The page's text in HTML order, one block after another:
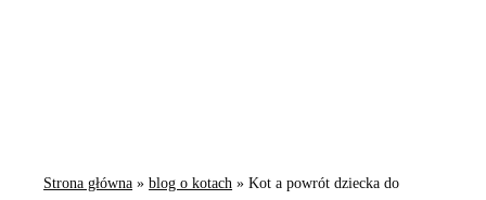
Strona główna »blog o kotach »Kot a powrót dziecka do